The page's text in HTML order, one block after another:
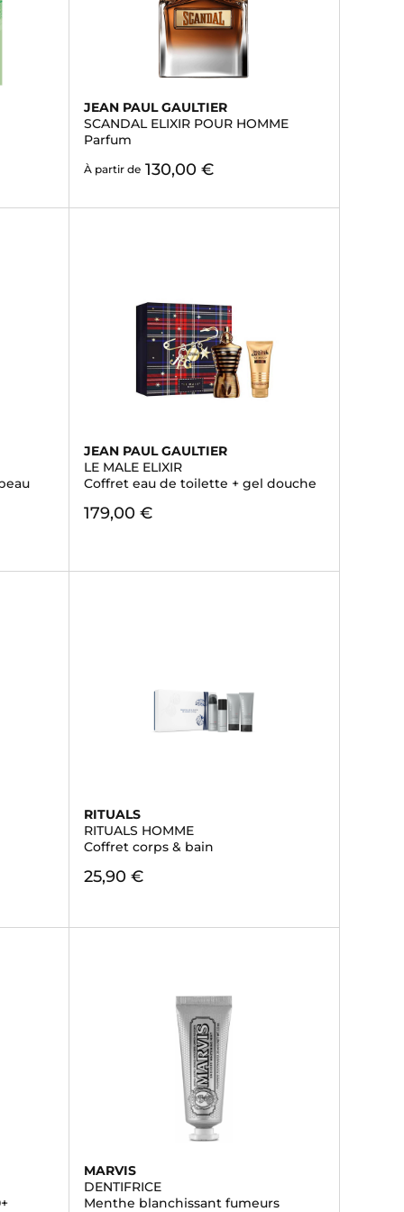
JEAN PAUL GAULTIER
SCANDAL ELIXIR POUR HOMME
Parfum
À partir de 130,00 €
JEAN PAUL GAULTIER
LE MALE ELIXIR
Coffret eau de toilette + gel douche
179,00 €
RITUALS
RITUALS HOMME
Coffret corps & bain
25,90 €
MARVIS
DENTIFRICE
Menthe blanchissant fumeurs